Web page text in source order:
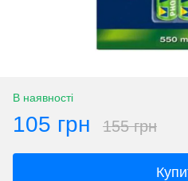
В наявності
105 грн 155 грн